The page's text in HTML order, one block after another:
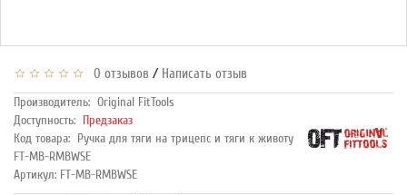
0 отзывов / Написать отзыв
Производитель: Original FitTools
Доступность: Предзаказ
Код товара: Ручка для тяги на трицепс и тяги к животу
FT-MB-RMBWSE
Артикул: FT-MB-RMBWSE